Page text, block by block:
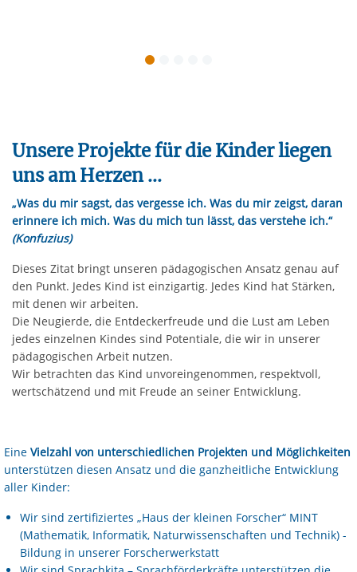
Unsere Projekte für die Kinder liegen
uns am Herzen ...
„Was du mir sagst, das vergesse ich. Was du mir zeigst, daran
erinnere ich mich. Was du mich tun lässt, das verstehe ich.“
(Konfuzius)
Dieses Zitat bringt unseren pädagogischen Ansatz genau auf
den Punkt. Jedes Kind ist einzigartig. Jedes Kind hat Stärken,
mit denen wir arbeiten.
Die Neugierde, die Entdeckerfreude und die Lust am Leben
jedes einzelnen Kindes sind Potentiale, die wir in unserer
pädagogischen Arbeit nutzen.
Wir betrachten das Kind unvoreingenommen, respektvoll,
wertschätzend und mit Freude an seiner Entwicklung.
Eine Vielzahl von unterschiedlichen Projekten und Möglichkeiten
unterstützen diesen Ansatz und die ganzheitliche Entwicklung
aller Kinder:
Wir sind zertifiziertes „Haus der kleinen Forscher“ MINT
(Mathematik, Informatik, Naturwissenschaften und Technik) -
Bildung in unserer Forscherwerkstatt